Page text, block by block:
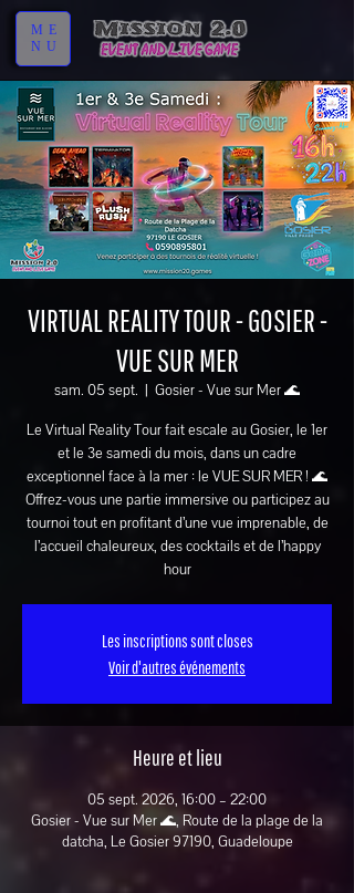
ME
NU
VIRTUAL REALITY TOUR - GOSIER -
VUE SUR MER
sam. 05 sept.
  |
Gosier - Vue sur Mer 🌊
Le Virtual Reality Tour fait escale au Gosier, le 1er
et le 3e samedi du mois, dans un cadre
exceptionnel face à la mer : le VUE SUR MER ! 🌊
Offrez-vous une partie immersive ou participez au
tournoi tout en profitant d’une vue imprenable, de
l’accueil chaleureux, des cocktails et de l’happy
hour
Les inscriptions sont closes
Voir d'autres événements
Heure et lieu
05 sept. 2026, 16:00 – 22:00
Gosier - Vue sur Mer 🌊, Route de la plage de la
datcha, Le Gosier 97190, Guadeloupe